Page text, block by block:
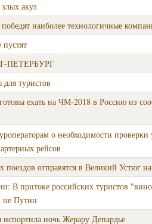
акул
наиболее технологичные
ПЕТЕРБУРГ
туристов
ехать на ЧМ-2018 в Россию из
о необходимости проверки
рейсов
поездов отправятся в Великий Устюг
В притоке российских туристов
не Путин
испортила ночь Жерару Депардье